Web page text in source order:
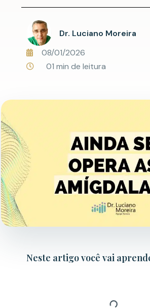
Dr. Luciano Moreira
08/01/2026
01 min de leitura
Neste artigo você vai